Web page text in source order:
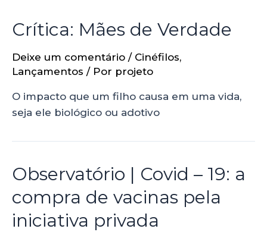
Crítica: Mães de Verdade
Deixe um comentário / Cinéfilos,
Lançamentos / Por projeto
O impacto que um filho causa em uma vida,
seja ele biológico ou adotivo
Observatório | Covid – 19: a
compra de vacinas pela
iniciativa privada